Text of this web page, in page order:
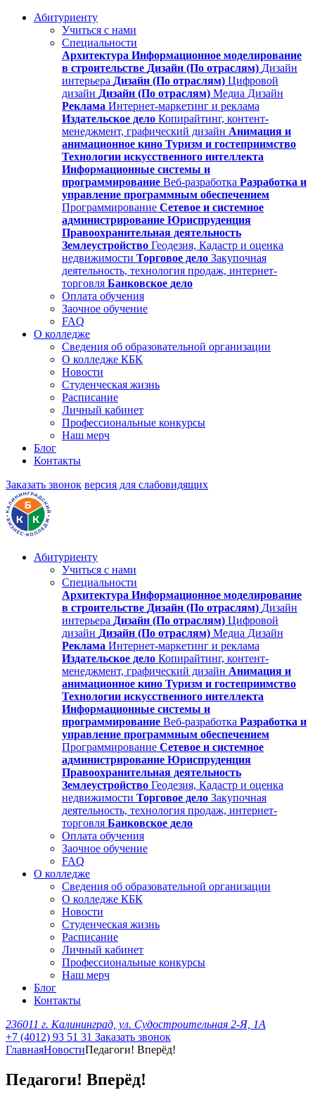
Абитуриенту
Учиться с нами
Специальности
Архитектура Информационное моделирование
в строительстве Дизайн (По отраслям) Дизайн
интерьера Дизайн (По отраслям) Цифровой
дизайн Дизайн (По отраслям) Медиа Дизайн
Реклама Интернет-маркетинг и реклама
Издательское дело Копирайтинг, контент-
менеджмент, графический дизайн Анимация и
анимационное кино Туризм и гостеприимство
Технологии искусственного интеллекта
Информационные системы и
программирование Веб-разработка Разработка и
управление программным обеспечением
Программирование Сетевое и системное
администрирование Юриспруденция
Правоохранительная деятельность
Землеустройство Геодезия, Кадастр и оценка
недвижимости Торговое дело Закупочная
деятельность, технология продаж, интернет-
торговля Банковское дело
Оплата обучения
Заочное обучение
FAQ
О колледже
Сведения об образовательной организации
О колледже КБК
Новости
Студенческая жизнь
Расписание
Личный кабинет
Профессиональные конкурсы
Наш мерч
Блог
Контакты
Заказать звонок версия для слабовидящих
Абитуриенту
Учиться с нами
Специальности
Архитектура Информационное моделирование
в строительстве Дизайн (По отраслям) Дизайн
интерьера Дизайн (По отраслям) Цифровой
дизайн Дизайн (По отраслям) Медиа Дизайн
Реклама Интернет-маркетинг и реклама
Издательское дело Копирайтинг, контент-
менеджмент, графический дизайн Анимация и
анимационное кино Туризм и гостеприимство
Технологии искусственного интеллекта
Информационные системы и
программирование Веб-разработка Разработка и
управление программным обеспечением
Программирование Сетевое и системное
администрирование Юриспруденция
Правоохранительная деятельность
Землеустройство Геодезия, Кадастр и оценка
недвижимости Торговое дело Закупочная
деятельность, технология продаж, интернет-
торговля Банковское дело
Оплата обучения
Заочное обучение
FAQ
О колледже
Сведения об образовательной организации
О колледже КБК
Новости
Студенческая жизнь
Расписание
Личный кабинет
Профессиональные конкурсы
Наш мерч
Блог
Контакты
236011 г. Калининград, ул. Судостроительная 2-Я, 1А
+7 (4012) 93 51 31 Заказать звонок
ГлавнаяНовостиПедагоги! Вперёд!
Педагоги! Вперёд!